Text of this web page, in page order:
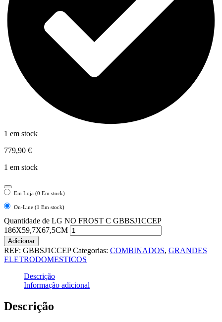
1 em stock
779,90 €
1 em stock
Em Loja (0 Em stock)
On-Line (1 Em stock)
Quantidade de LG NO FROST C GBBSJ1CCEP
186X59,7X67,5CM
Adicionar
REF: GBBSJ1CCEP Categorias: COMBINADOS, GRANDES
ELETRODOMESTICOS
Descrição
Informação adicional
Descrição